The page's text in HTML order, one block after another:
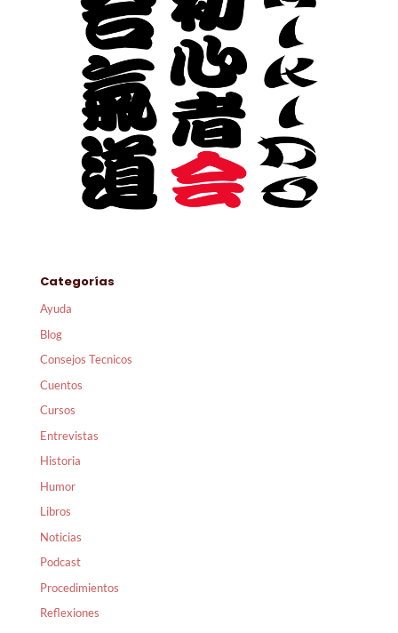
Categorías
Ayuda
Blog
Consejos Tecnicos
Cuentos
Cursos
Entrevistas
Historia
Humor
Libros
Noticias
Podcast
Procedimientos
Reflexiones